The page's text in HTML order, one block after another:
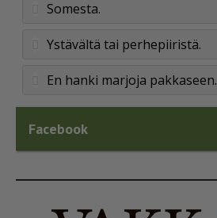
Somesta.
Ystävältä tai perhepiiristä.
En hanki marjoja pakkaseen.
Facebook